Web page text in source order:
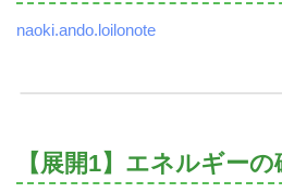
naoki.ando.loilonote
【展開1】エネルギーの